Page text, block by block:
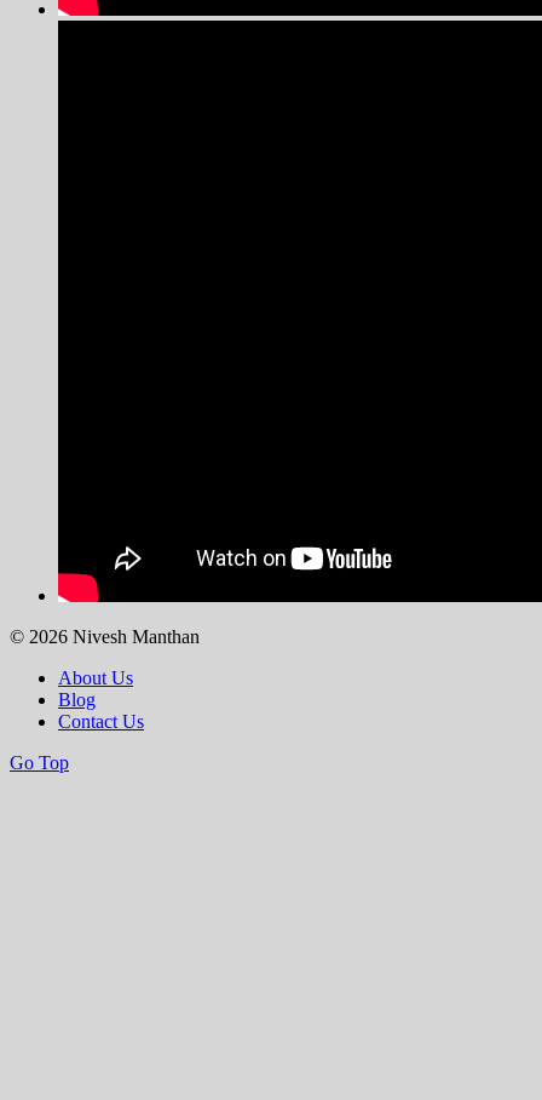
© 2026 Nivesh Manthan
About Us
Blog
Contact Us
Go Top